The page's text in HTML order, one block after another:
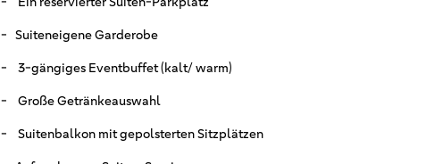
- Suiteneigene Garderobe
- 3-gängiges Eventbuffet (kalt/ warm)
- Große Getränkeauswahl
- Suitenbalkon mit gepolsterten Sitzplätzen